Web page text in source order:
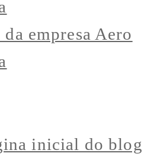
inicial do blog